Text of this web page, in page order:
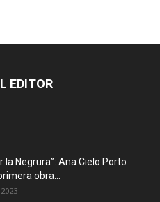
EDITOR
la Negrura”: Ana Cielo Porto
obra...